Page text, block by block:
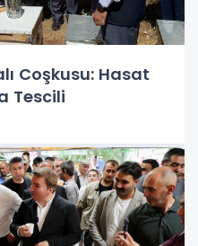
Coşkusu: Hasat
Tescili